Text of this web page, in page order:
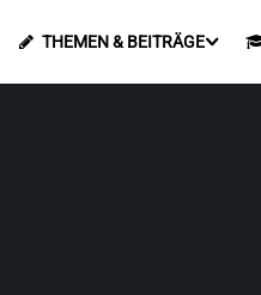
THEMEN & BEITRÄGE